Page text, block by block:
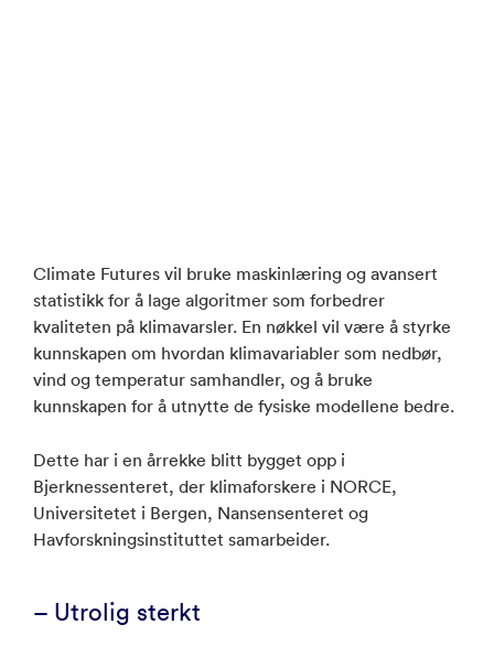
Climate Futures vil bruke maskinlæring og avansert
statistikk for å lage algoritmer som forbedrer
kvaliteten på klimavarsler. En nøkkel vil være å styrke
kunnskapen om hvordan klimavariabler som nedbør,
vind og temperatur samhandler, og å bruke
kunnskapen for å utnytte de fysiske modellene bedre.
Dette har i en årrekke blitt bygget opp i
Bjerknessenteret, der klimaforskere i NORCE,
Universitetet i Bergen, Nansensenteret og
Havforskningsinstituttet samarbeider.
– Utrolig sterkt